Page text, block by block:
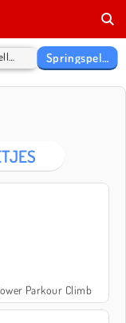
Springspellen
Parkour Climb